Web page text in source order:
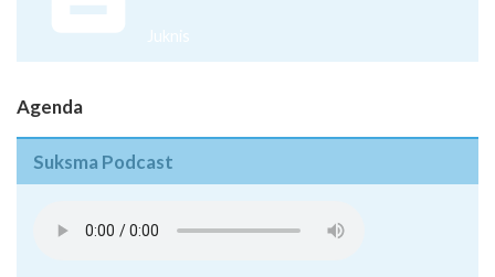
Juknis
Agenda
Suksma Podcast